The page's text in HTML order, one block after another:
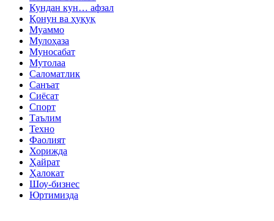
Кундан кун… афзал
Қонун ва ҳуқуқ
Муаммо
Мулоҳаза
Муносабат
Мутолаа
Саломатлик
Санъат
Сиёсат
Спорт
Таълим
Техно
Фаолият
Хорижда
Ҳайрат
Ҳалокат
Шоу-бизнес
Юртимизда